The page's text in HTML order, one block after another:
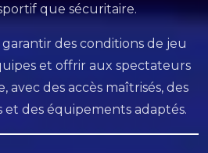
que sécuritaire.
des conditions de jeu
et offrir aux spectateurs
avec des accès maîtrisés, des
et des équipements adaptés.